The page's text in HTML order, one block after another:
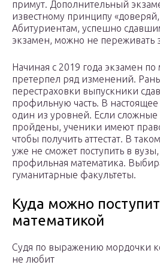
примут. Дополнительный
известному принципу
Абитуриентам, успешно
экзамен, можно не переживать
Начиная с 2019 года экзамен по
претерпел ряд изменений.
перестраховки выпускники
профильную часть. В
один из уровней. Если
пройдены, ученики имеют
чтобы получить аттестат. В
уже не сможет поступить в
профильная математика.
гуманитарные факультеты.
Куда можно
математикой
Судя по выражению мордочки
не любит